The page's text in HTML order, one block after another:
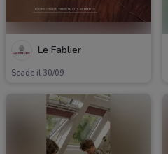
Le Fablier
Scade il 30/09